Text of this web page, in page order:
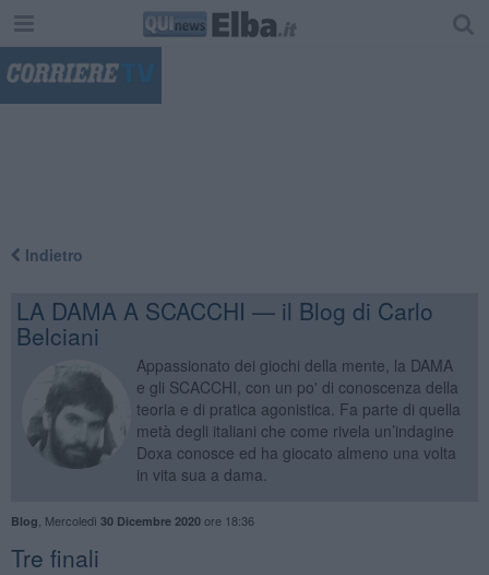
Indietro
LA DAMA A SCACCHI — il Blog di Carlo
Belciani
Appassionato dei giochi della mente, la DAMA
e gli SCACCHI, con un po' di conoscenza della
teoria e di pratica agonistica. Fa parte di quella
metà degli italiani che come rivela un’indagine
Doxa conosce ed ha giocato almeno una volta
in vita sua a dama.
Blog Mercoledì 30 Dicembre 2020ore 18:36
Tre finali